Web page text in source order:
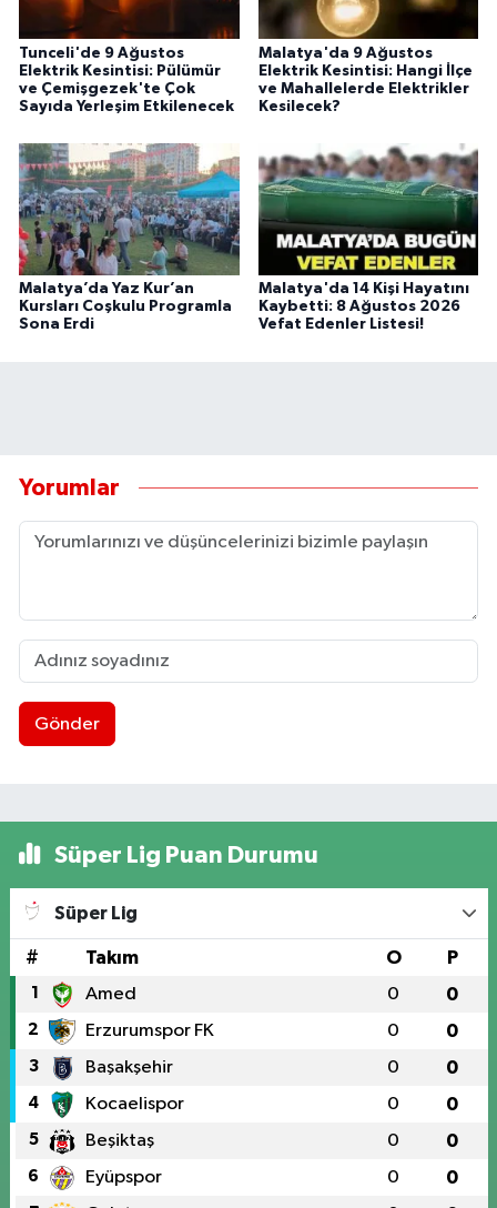
Tunceli'de 9 Ağustos
Elektrik Kesintisi: Pülümür
ve Çemişgezek'te Çok
Sayıda Yerleşim Etkilenecek
Malatya'da 9 Ağustos
Elektrik Kesintisi: Hangi İlçe
ve Mahallelerde Elektrikler
Kesilecek?
Malatya’da Yaz Kur’an
Kursları Coşkulu Programla
Sona Erdi
Malatya'da 14 Kişi Hayatını
Kaybetti: 8 Ağustos 2026
Vefat Edenler Listesi!
Yorumlar
Gönder
Süper Lig Puan Durumu
Süper Lig
# Takım O P
1 Amed 0 0
2 Erzurumspor FK 0 0
3 Başakşehir 0 0
4 Kocaelispor 0 0
5 Beşiktaş 0 0
6 Eyüpspor 0 0